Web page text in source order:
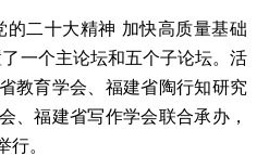
的二十大精神 加快高质量基础
一个主论坛和五个子论坛。活
教育学会、福建省陶行知研究
、福建省写作学会联合承办，
行。